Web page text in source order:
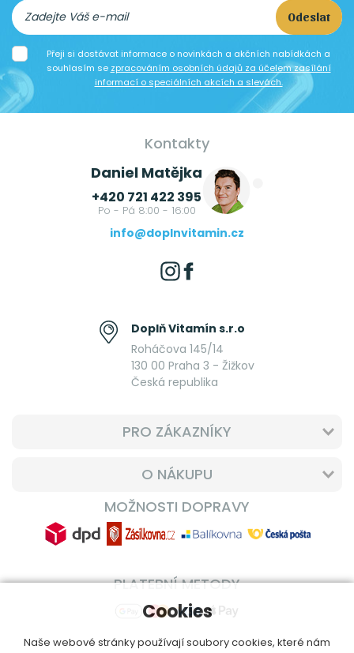
Odeslat
Přeji si dostávat informace o novinkách a akčních nabídkách a
souhlasím se zpracováním osobních údajů za účelem zasílání
informací o speciálních akcích a slevách.
Kontakty
Daniel Matějka
+420 721 422 395
Po - Pá 8:00 - 16:00
info@doplnvitamin.cz
Doplň Vitamín s.r.o
Roháčova 145/14
130 00 Praha 3 - Žižkov
Česká republika
PRO ZÁKAZNÍKY
O NÁKUPU
MOŽNOSTI DOPRAVY
PLATEBNÍ METODY
Cookies
Naše webové stránky používají soubory cookies, které nám